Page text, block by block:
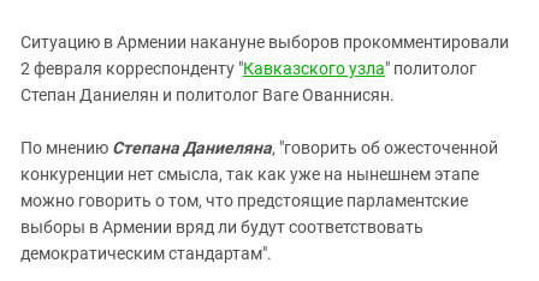
Ситуацию в Армении накануне выборов прокомментировали
2 февраля корреспонденту "Кавказского узла" политолог
Степан Даниелян и политолог Ваге Ованнисян.
По мнению Степана Даниеляна, "говорить об ожесточенной
конкуренции нет смысла, так как уже на нынешнем этапе
можно говорить о том, что предстоящие парламентские
выборы в Армении вряд ли будут соответствовать
демократическим стандартам".